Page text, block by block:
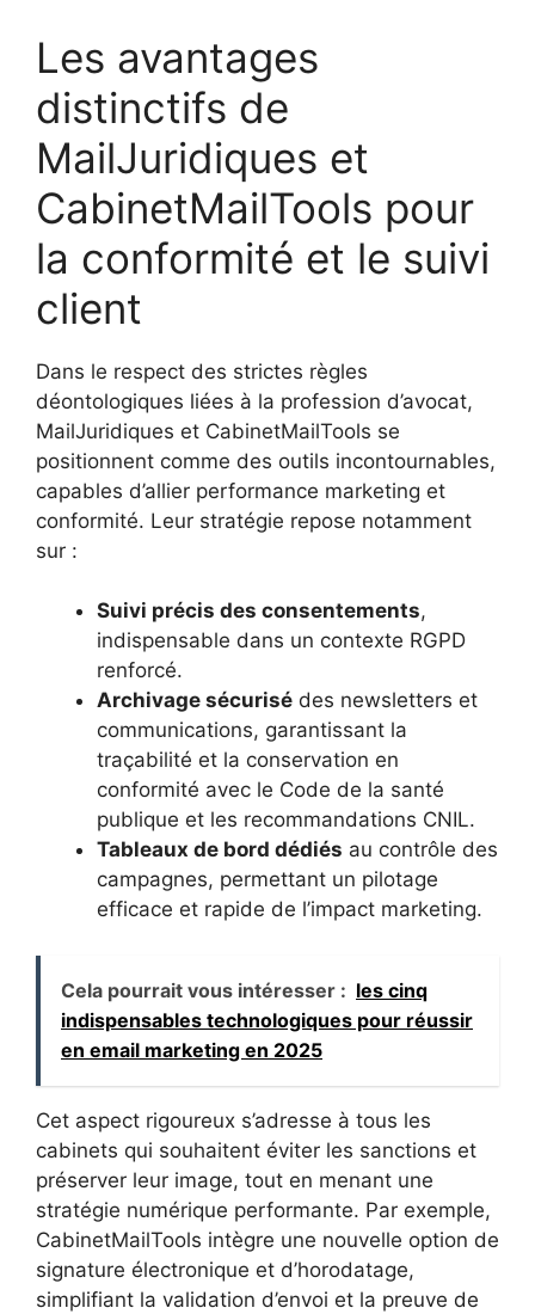
Les avantages
distinctifs de
MailJuridiques et
CabinetMailTools pour
la conformité et le suivi
client
Dans le respect des strictes règles
déontologiques liées à la profession d’avocat,
MailJuridiques et CabinetMailTools se
positionnent comme des outils incontournables,
capables d’allier performance marketing et
conformité. Leur stratégie repose notamment
sur :
Suivi précis des consentements,
indispensable dans un contexte RGPD
renforcé.
Archivage sécurisé des newsletters et
communications, garantissant la
traçabilité et la conservation en
conformité avec le Code de la santé
publique et les recommandations CNIL.
Tableaux de bord dédiés au contrôle des
campagnes, permettant un pilotage
efficace et rapide de l’impact marketing.
Cela pourrait vous intéresser : les cinq
indispensables technologiques pour réussir
en email marketing en 2025
Cet aspect rigoureux s’adresse à tous les
cabinets qui souhaitent éviter les sanctions et
préserver leur image, tout en menant une
stratégie numérique performante. Par exemple,
CabinetMailTools intègre une nouvelle option de
signature électronique et d’horodatage,
simplifiant la validation d’envoi et la preuve de